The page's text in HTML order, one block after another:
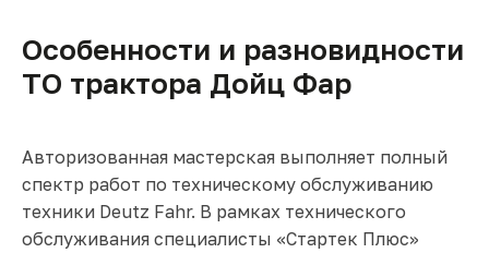
Особенности и разновидности
ТО трактора Дойц Фар
Авторизованная мастерская выполняет полный
спектр работ по техническому обслуживанию
техники Deutz Fahr. В рамках технического
обслуживания специалисты «Стартек Плюс»